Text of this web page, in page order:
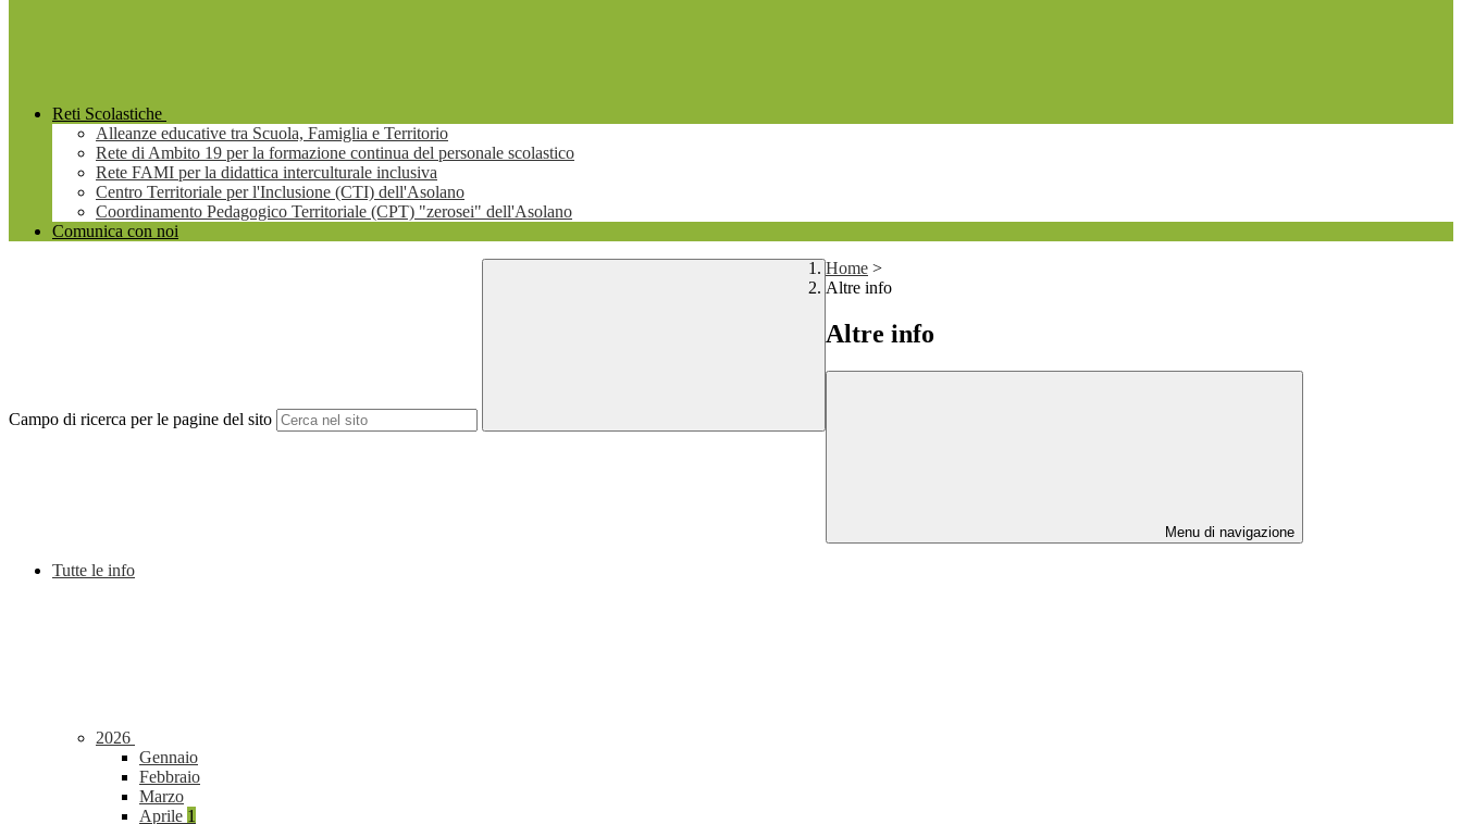
Reti Scolastiche
Alleanze educative tra Scuola, Famiglia e Territorio
Rete di Ambito 19 per la formazione continua del personale scolastico
Rete FAMI per la didattica interculturale inclusiva
Centro Territoriale per l'Inclusione (CTI) dell'Asolano
Coordinamento Pedagogico Territoriale (CPT) "zerosei" dell'Asolano
Comunica con noi
Campo di ricerca per le pagine del sito
Home >
Altre info
Altre info
Menu di navigazione
Tutte le info
2026
Gennaio
Febbraio
Marzo
Aprile 1